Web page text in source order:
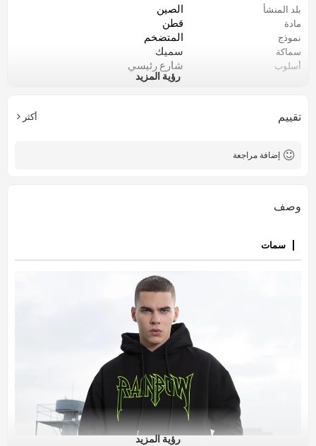
بلد المنشأ الصين
مادة قطن
نموذج المتضخم
سماكة سميك
أسلوب شارع رئيسي
رجال
طوق
رؤية المزيد
تقييم أكثر
إضافة مراجعة
وصف
سمات
رؤية المزيد